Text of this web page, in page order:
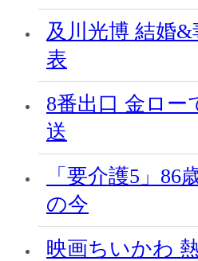
及川光博 結婚
表
8番出口 金ロー
送
「要介護5」86
の今
映画ちいかわ